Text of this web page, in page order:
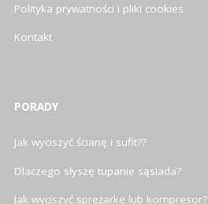
Polityka prywatności i pliki cookies
Kontakt
PORADY
Jak wyciszyć ścianę i sufit??
Dlaczego słyszę tupanie sąsiada?
Jak wyciszyć sprężarkę lub kompresor?